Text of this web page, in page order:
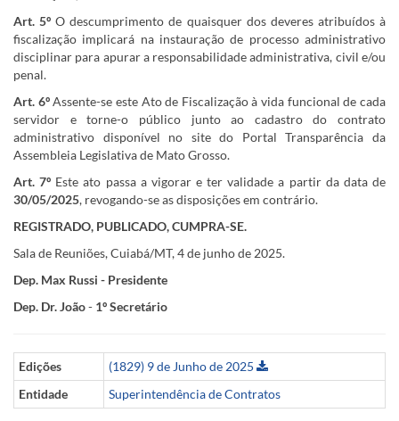
Art. 5º O descumprimento de quaisquer dos deveres atribuídos à
fiscalização implicará na instauração de processo administrativo
disciplinar para apurar a responsabilidade administrativa, civil e/ou
penal.
Art. 6ºAssente-se este Ato de Fiscalização à vida funcional de cada
servidor e torne-o público junto ao cadastro do contrato
administrativo disponível no site do Portal Transparência da
Assembleia Legislativa de Mato Grosso.
Art. 7º Este ato passa a vigorar e ter validade a partir da data de
30/05/2025, revogando-se as disposições em contrário.
REGISTRADO, PUBLICADO, CUMPRA-SE.
Sala de Reuniões, Cuiabá/MT, 4 de junho de 2025.
Dep. Max Russi - Presidente
Dep. Dr. João- 1º Secretário
Edições
(1829) 9 de Junho de 2025
Entidade
Superintendência de Contratos